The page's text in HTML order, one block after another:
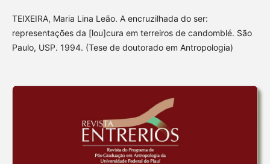
TEIXEIRA, Maria Lina Leão. A encruzilhada do ser:
representações da [lou]cura em terreiros de candomblé. São
Paulo, USP. 1994. (Tese de doutorado em Antropologia)